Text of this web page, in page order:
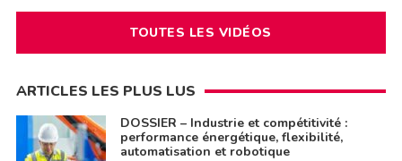
TOUTES LES VIDÉOS
ARTICLES LES PLUS LUS
DOSSIER – Industrie et compétitivité :
performance énergétique, flexibilité,
automatisation et robotique